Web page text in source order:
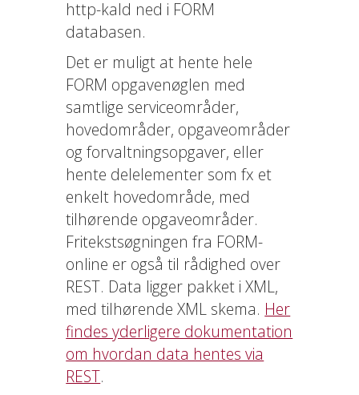
http-kald ned i FORM
databasen.
Det er muligt at hente hele
FORM opgavenøglen med
samtlige serviceområder,
hovedområder, opgaveområder
og forvaltningsopgaver, eller
hente delelementer som fx et
enkelt hovedområde, med
tilhørende opgaveområder.
Fritekstsøgningen fra FORM-
online er også til rådighed over
REST. Data ligger pakket i XML,
med tilhørende XML skema. Her
findes yderligere dokumentation
om hvordan data hentes via
REST.